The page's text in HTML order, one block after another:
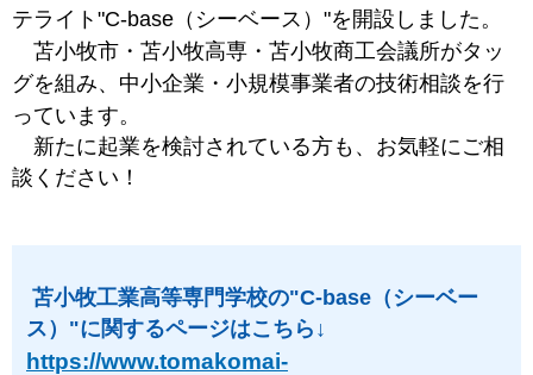
テライト"C-base（シーベース）"を開設しました。
苫小牧市・苫小牧高専・苫小牧商工会議所がタッ
グを組み、中小企業・小規模事業者の技術相談を行
っています。
新たに起業を検討されている方も、お気軽にご相
談ください！
苫小牧工業高等専門学校の"C-base（シーベー
ス）"に関するページはこちら↓
https://www.tomakomai-